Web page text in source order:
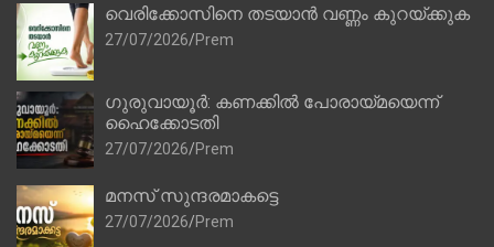
വെരിക്കോസിനെ തടയാൻ വണ്ണം കുറയ്ക്കുക
27/07/2026 Prem
ഗുരുവായൂർ: കണക്കിൽ പോരായ്മയെന്ന്
ഹൈക്കോടതി
27/07/2026 Prem
മനസ് സുന്ദരമാകട്ടെ
27/07/2026 Prem